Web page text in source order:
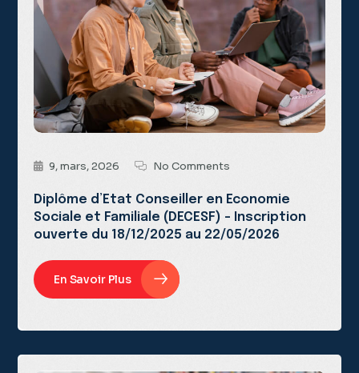
9, mars, 2026 No Comments
Diplôme d’Etat Conseiller en Economie
Sociale et Familiale (DECESF) – Inscription
ouverte du 18/12/2025 au 22/05/2026
En Savoir Plus